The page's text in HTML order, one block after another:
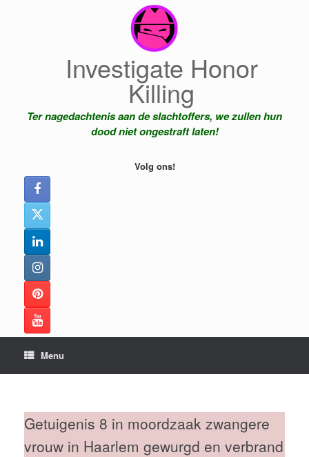
Investigate Honor
Killing
Ter nagedachtenis aan de slachtoffers, we zullen hun
dood niet ongestraft laten!
Volg ons!
Menu
Getuigenis 8 in moordzaak zwangere
vrouw in Haarlem gewurgd en verbrand